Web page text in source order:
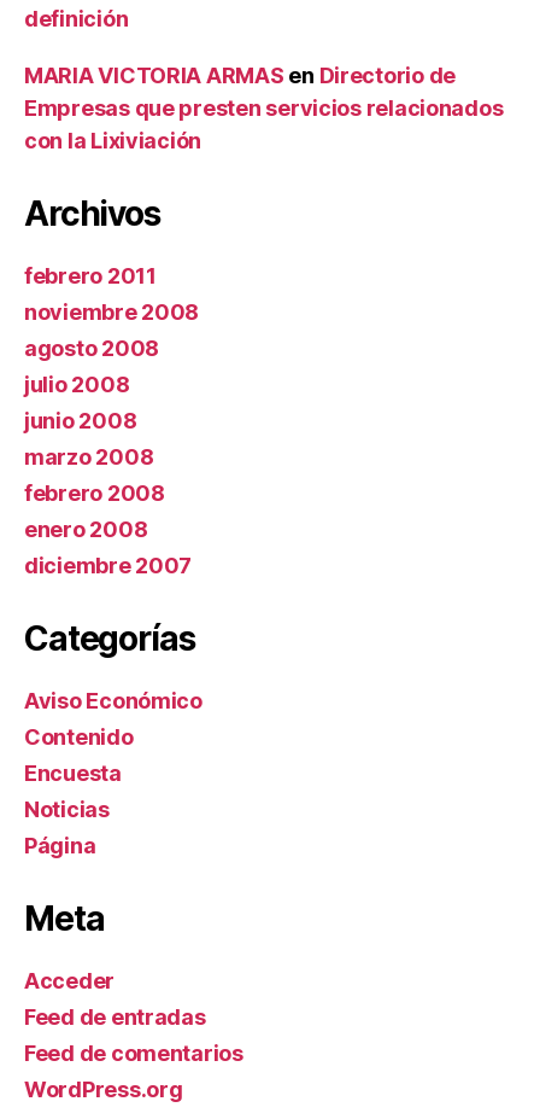
definición
MARIA VICTORIA ARMAS en Directorio de
Empresas que presten servicios relacionados
con la Lixiviación
Archivos
febrero 2011
noviembre 2008
agosto 2008
julio 2008
junio 2008
marzo 2008
febrero 2008
enero 2008
diciembre 2007
Categorías
Aviso Económico
Contenido
Encuesta
Noticias
Página
Meta
Acceder
Feed de entradas
Feed de comentarios
WordPress.org